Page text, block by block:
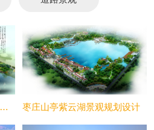
枣庄峄城区承水河河道景观规划设计 枣庄山亭紫云湖景观规划设计